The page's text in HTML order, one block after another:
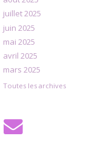
juillet 2025
juin 2025
mai 2025
avril 2025
mars 2025
Toutes les archives